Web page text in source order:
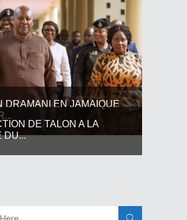
DRAMANI EN JAMAIQUE
DE TALON A LA
DU...